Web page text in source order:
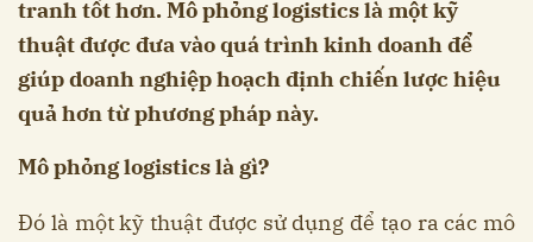
tranh tốt hơn. Mô phỏng logistics là một kỹ
thuật được đưa vào quá trình kinh doanh để
giúp doanh nghiệp hoạch định chiến lược hiệu
quả hơn từ phương pháp này.
Mô phỏng logistics là gì?
Đó là một kỹ thuật được sử dụng để tạo ra các mô